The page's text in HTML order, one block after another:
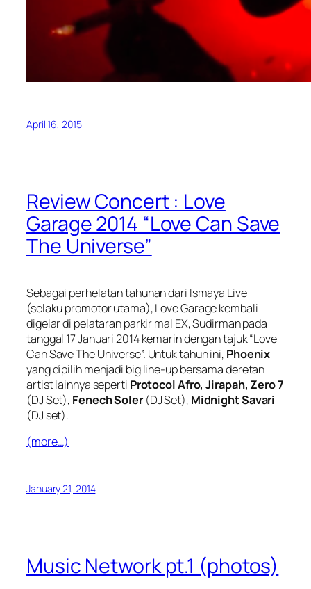
April 16, 2015
Review Concert : Love
Garage 2014 “Love Can Save
The Universe”
Sebagai perhelatan tahunan dari Ismaya Live
(selaku promotor utama), Love Garage kembali
digelar di pelataran parkir mal EX, Sudirman pada
tanggal 17 Januari 2014 kemarin dengan tajuk “Love
Can Save The Universe”. Untuk tahun ini, Phoenix
yang dipilih menjadi big line-upbersama deretan
artist lainnya seperti Protocol Afro, Jirapah, Zero 7
(DJ Set), Fenech Soler(DJ Set), Midnight Savari
(DJ set).
(more…)
January 21, 2014
Music Network pt.1 (photos)